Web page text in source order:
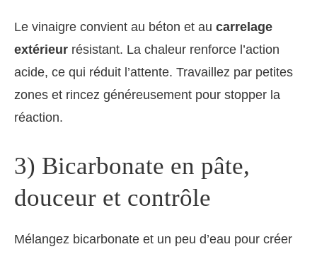
Le vinaigre convient au béton et au carrelage
extérieur résistant. La chaleur renforce l’action
acide, ce qui réduit l’attente. Travaillez par petites
zones et rincez généreusement pour stopper la
réaction.
3) Bicarbonate en pâte,
douceur et contrôle
Mélangez bicarbonate et un peu d’eau pour créer